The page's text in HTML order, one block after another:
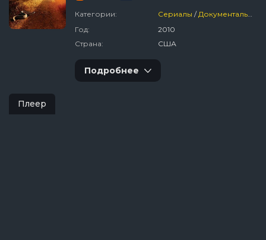
Категории: Сериалы /Документальный
Год:
2010
Страна:
США
Подробнее
Плеер